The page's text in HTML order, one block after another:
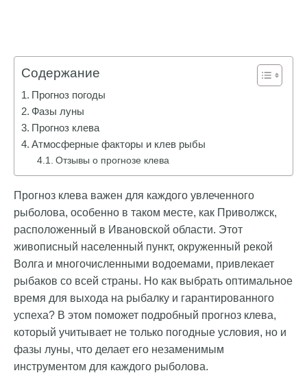
Содержание
Прогноз погоды
Фазы луны
Прогноз клева
Атмосферные факторы и клев рыбы
Отзывы о прогнозе клева
Прогноз клева важен для каждого увлеченного
рыболова, особенно в таком месте, как Приволжск,
расположенный в Ивановской области. Этот
живописный населенный пункт, окруженный рекой
Волга и многочисленными водоемами, привлекает
рыбаков со всей страны. Но как выбрать оптимальное
время для выхода на рыбалку и гарантированного
успеха? В этом поможет подробный прогноз клева,
который учитывает не только погодные условия, но и
фазы луны, что делает его незаменимым
инструментом для каждого рыболова.